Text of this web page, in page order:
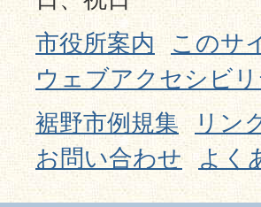
市役所案内
このサ
ウェブアクセシビリ
裾野市例規集
リン
お問い合わせ よく